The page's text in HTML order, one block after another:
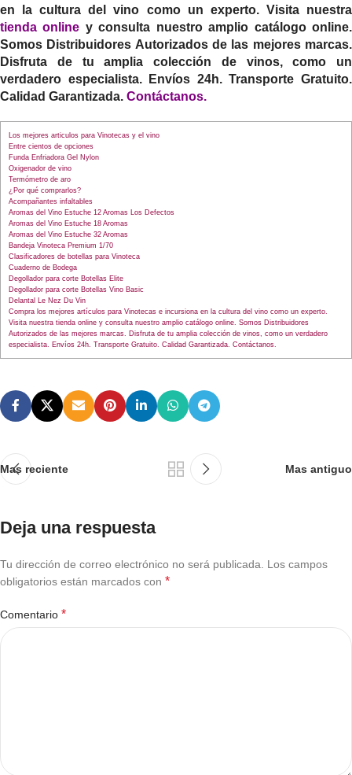
en la cultura del vino como un experto. Visita nuestra
tienda online y consulta nuestro amplio catálogo online.
Somos Distribuidores Autorizados de las mejores marcas.
Disfruta de tu amplia colección de vinos, como un
verdadero especialista. Envíos 24h. Transporte Gratuito.
Calidad Garantizada. Contáctanos.
Los mejores articulos para Vinotecas y el vino
Entre cientos de opciones
Funda Enfriadora Gel Nylon
Oxigenador de vino
Termómetro de aro
¿Por qué comprarlos?
Acompañantes infaltables
Aromas del Vino Estuche 12 Aromas Los Defectos
Aromas del Vino Estuche 18 Aromas
Aromas del Vino Estuche 32 Aromas
Bandeja Vinoteca Premium 1/70
Clasificadores de botellas para Vinoteca
Cuaderno de Bodega
Degollador para corte Botellas Elite
Degollador para corte Botellas Vino Basic
Delantal Le Nez Du Vin
Compra los mejores artículos para Vinotecas e incursiona en la cultura del vino como un experto.
Visita nuestra tienda online y consulta nuestro amplio catálogo online. Somos Distribuidores
Autorizados de las mejores marcas. Disfruta de tu amplia colección de vinos, como un verdadero
especialista. Envíos 24h. Transporte Gratuito. Calidad Garantizada. Contáctanos.
Mas reciente Mas antiguo
Deja una respuesta
Tu dirección de correo electrónico no será publicada.
Los campos
obligatorios están marcados con *
Comentario *